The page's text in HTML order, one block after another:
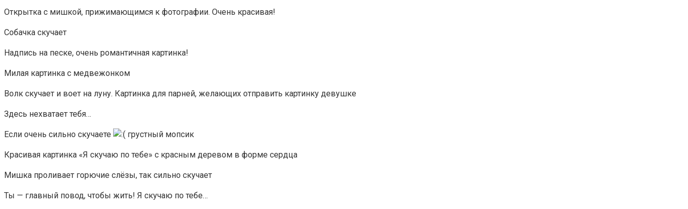
Открытка с мишкой, прижимающимся к фотографии. Очень красивая!
Собачка скучает
Надпись на песке, очень романтичная картинка!
Милая картинка с медвежонком
Волк скучает и воет на луну. Картинка для парней, желающих отправить картинку девушке
Здесь нехватает тебя…
Если очень сильно скучаете грустный мопсик
Красивая картинка «Я скучаю по тебе» с красным деревом в форме сердца
Мишка проливает горючие слёзы, так сильно скучает
Ты — главный повод, чтобы жить! Я скучаю по тебе…